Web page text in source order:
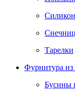
Тарелки
Фурнитура из
Бусины